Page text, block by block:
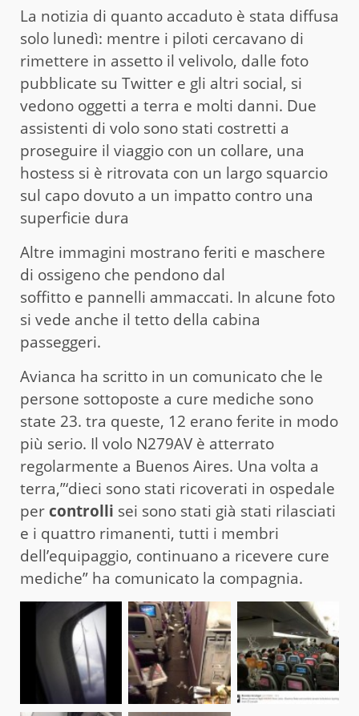
La notizia di quanto accaduto è stata diffusa
solo lunedì: mentre i piloti cercavano di
rimettere in assetto il velivolo, dalle foto
pubblicate su Twitter e gli altri social, si
vedono oggetti a terra e molti danni. Due
assistenti di volo sono stati costretti a
proseguire il viaggio con un collare, una
hostess si è ritrovata con un largo squarcio
sul capo dovuto a un impatto contro una
superficie dura
Altre immagini mostrano feriti e maschere
di ossigeno che pendono dal
soffitto e pannelli ammaccati. In alcune foto
si vede anche il tetto della cabina
passeggeri.
Avianca ha scritto in un comunicato che le
persone sottoposte a cure mediche sono
state 23. tra queste, 12 erano ferite in modo
più serio. Il volo N279AV è atterrato
regolarmente a Buenos Aires. Una volta a
terra,”‘dieci sono stati ricoverati in ospedale
per controlli sei sono stati già stati rilasciati
e i quattro rimanenti, tutti i membri
dell’equipaggio, continuano a ricevere cure
mediche” ha comunicato la compagnia.